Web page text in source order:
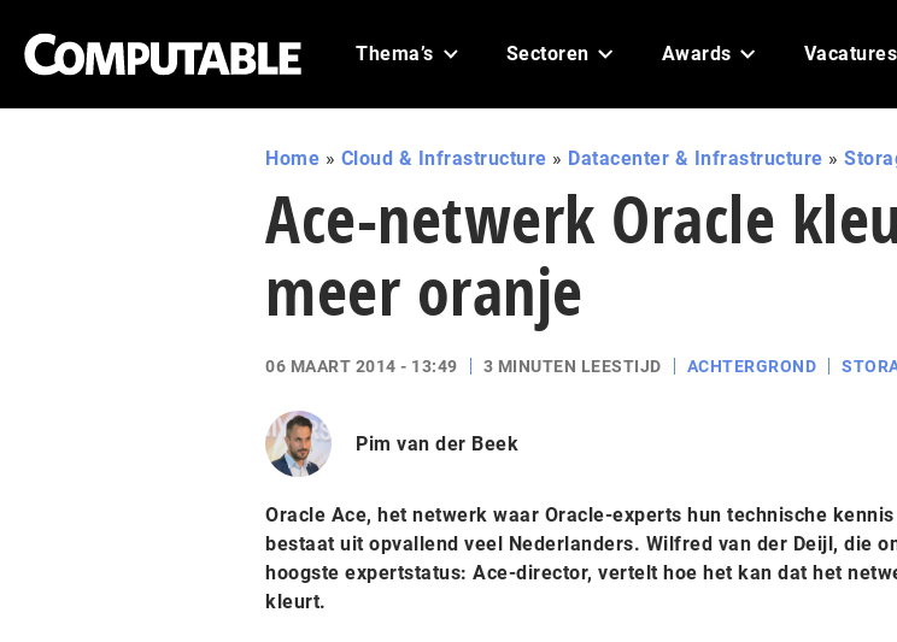
Thema’s Sectoren Awards Vacatures
Home » Cloud & Infrastructure » Datacenter & Infrastructure »
Ace-netwerk Oracle
meer oranje
06 MAART 2014 - 13:49 3 MINUTEN LEESTIJD ACHTERGROND
Pim van der Beek
Oracle Ace, het netwerk waar Oracle-experts hun technische
bestaat uit opvallend veel Nederlanders. Wilfred van der Deijl, die
hoogste expertstatus: Ace-director, vertelt hoe het kan dat het
kleurt.